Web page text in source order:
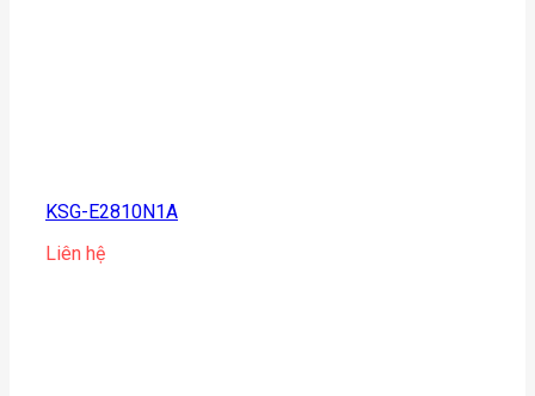
KSG-E2810N1A
Liên hệ